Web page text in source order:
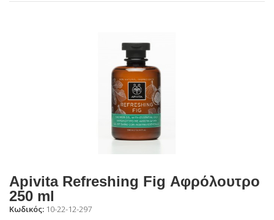
Apivita Refreshing Fig Αφρόλουτρο
250 ml
Κωδικός: 10-22-12-297